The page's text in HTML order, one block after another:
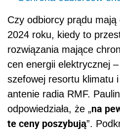
Czy odbiorcy prądu mają
2024 roku, kiedy to
rozwiązania mające
cen energii elektrycznej
szefowej resortu klimatu
antenie radia RMF.
odpowiedziała, że „na
te ceny poszybują”.